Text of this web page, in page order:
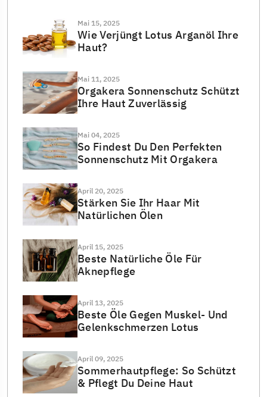
Mai 15, 2025
Wie Verjüngt Lotus Arganöl Ihre
Haut?
Mai 11, 2025
Orgakera Sonnenschutz Schützt
Ihre Haut Zuverlässig
Mai 04, 2025
So Findest Du Den Perfekten
Sonnenschutz Mit Orgakera
April 20, 2025
Stärken Sie Ihr Haar Mit
Natürlichen Ölen
April 15, 2025
Beste Natürliche Öle Für
Aknepflege
April 13, 2025
Beste Öle Gegen Muskel- Und
Gelenkschmerzen Lotus
April 09, 2025
Sommerhautpflege: So Schützt
& Pflegt Du Deine Haut